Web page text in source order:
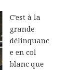
C’est à la
grande
délinquanc
e en col
blanc que